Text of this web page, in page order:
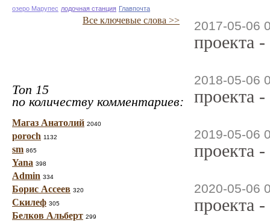
озеро Марупес лодочная станция Главпочта
Все ключевые слова >>
Топ 15
по количеству комментариев:
Магаз Анатолий 2040
poroch 1132
sm 865
Yana 398
Admin 334
Борис Ассеев 320
Скилеф 305
Белков Альберт 299
2017-05-06
проекта
2018-05-06
проекта
2019-05-06
проекта
2020-05-06
проекта